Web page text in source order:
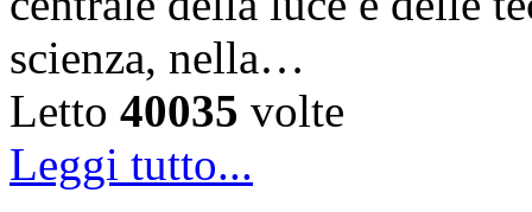
scienza, nella…
Letto 40035 volte
Leggi tutto...